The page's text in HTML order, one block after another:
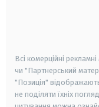
Всі комерційні
чи "Партнерський
"Позиція"
не поділяти їхніх